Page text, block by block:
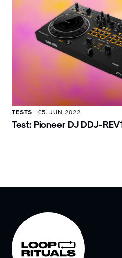
TESTS 05. JUN 2022
Test: Pioneer DJ DDJ-